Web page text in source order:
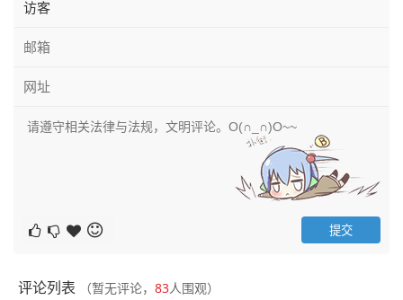
评论列表 （暂无评论， 83人围观）